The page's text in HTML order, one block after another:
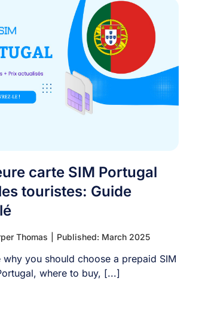
carte SIM Portugal
touristes: Guide
Thomas Published: March 2025
why you should choose a prepaid SIM
where to buy, [...]